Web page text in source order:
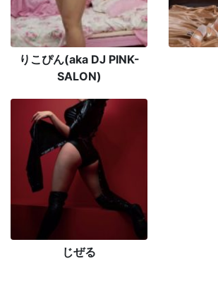
りこぴん(aka DJ PINK-
SALON)
じぜる